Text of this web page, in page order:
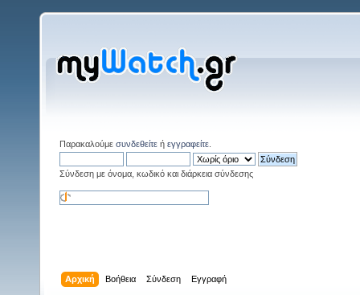
Παρακαλούμε συνδεθείτε ή εγγραφείτε
Σύνδεση με όνομα, κωδικό και διάρκεια σύνδεσης
Αρχική Βοήθεια Σύνδεση Εγγραφή